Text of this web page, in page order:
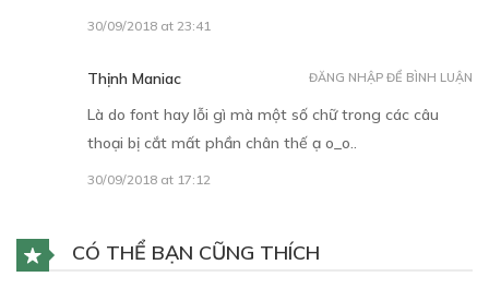
30/09/2018 at 23:41
Thịnh Maniac
Là do font hay lỗi gì mà một số chữ trong các câu
thoại bị cắt mất phần chân thế ạ o_o..
30/09/2018 at 17:12
ĐĂNG NHẬP ĐỂ BÌNH LUẬN
CÓ THỂ BẠN CŨNG THÍCH